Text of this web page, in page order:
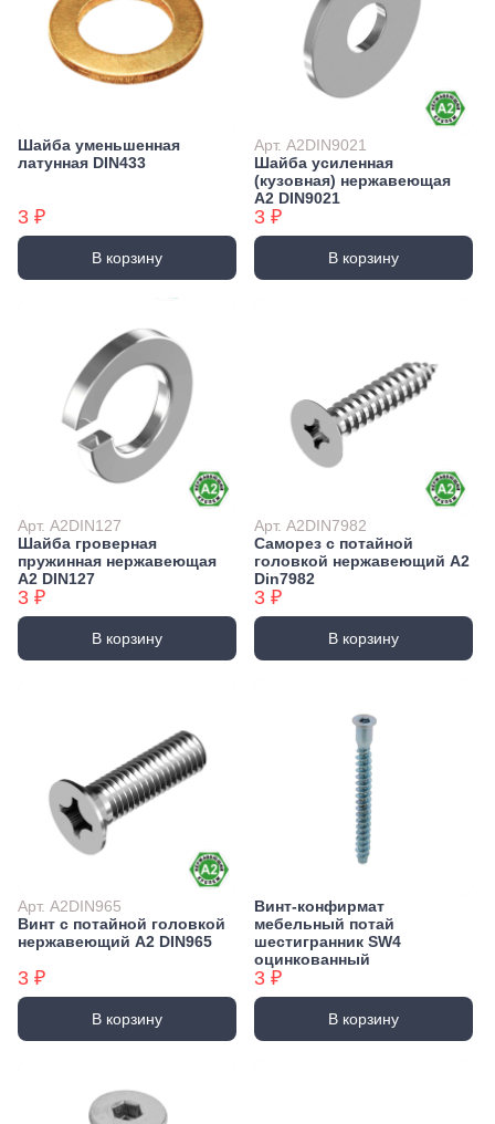
Шайба уменьшенная
латунная DIN433
3 ₽
В корзину
Арт. А2DIN9021
Шайба усиленная
(кузовная) нержавеющая
А2 DIN9021
3 ₽
В корзину
Арт. А2DIN127
Шайба гроверная
пружинная нержавеющая
А2 DIN127
3 ₽
В корзину
Арт. А2DIN7982
Саморез с потайной
головкой нержавеющий А2
Din7982
3 ₽
В корзину
Арт. А2DIN965
Винт с потайной головкой
нержавеющий А2 DIN965
3 ₽
В корзину
Винт-конфирмат
мебельный потай
шестигранник SW4
оцинкованный
3 ₽
В корзину